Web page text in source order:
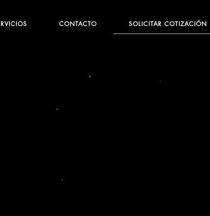
CONTACTO SOLICITAR COTIZACIÓN